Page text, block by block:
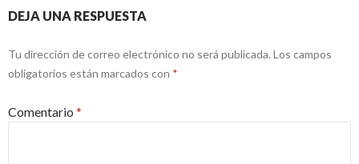
DEJA UNA RESPUESTA
Tu dirección de correo electrónico no será publicada. Los campos
obligatorios están marcados con *
Comentario *